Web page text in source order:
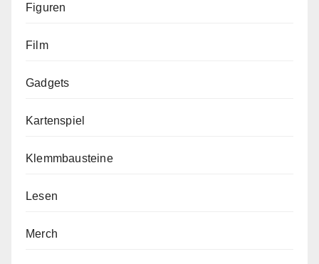
Figuren
Film
Gadgets
Kartenspiel
Klemmbausteine
Lesen
Merch